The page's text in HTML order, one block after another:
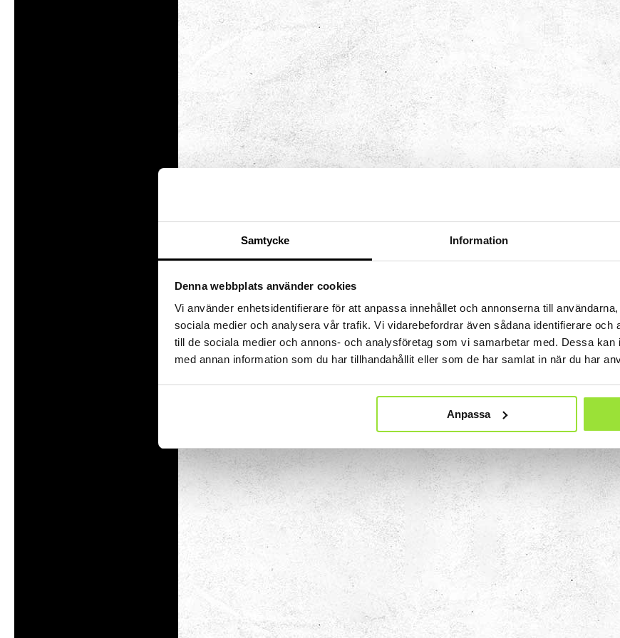
Samtycke Information
Denna webbplats använder cookies
Vi använder enhetsidentifierare för att anpassa innehållet och annonserna till
sociala medier och analysera vår trafik. Vi vidarebefordrar även sådana identifierare och
till de sociala medier och annons- och analysföretag som vi samarbetar med. Dessa
med annan information som du har tillhandahållit eller som de har samlat in när du har
Anpassa
Utställningar
Såpbubbelshow
Experiment
Konst
Ljusinstallationen Stella
Vem är du på Tom Tits?
Föräldralediga
Forskaren
Intresseanmälan
Experiment­
parken
Magkittlande
åkexperiment och
vingliga balansövningar
Ett spännande möte
mellan konst och
För dig som älskar
hatar matte.
Helt sinnes
Använd din kropp för att
utforska dina sinnen.
Vågar du Mörkertunneln?
CellSkapt
Spring ditt
ta reda på hur
man egentligen fiser
under en dag.
Illusions­galleriet
Kluriga bilder och tokiga
spratt. Vad ser ögat